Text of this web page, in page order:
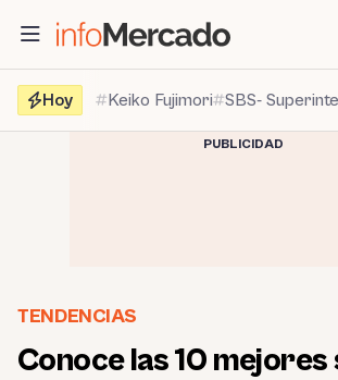
contenido
Hoy
Keiko Fujimori SBS-
PUBLICIDAD
TENDENCIAS
Conoce las 10